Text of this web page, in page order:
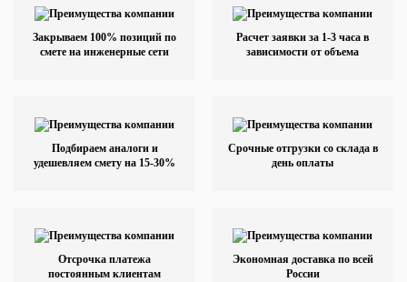
Закрываем 100% позиций по
смете на инженерные сети
Расчет заявки за 1-3 часа в
зависимости от объема
Подбираем аналоги и
удешевляем смету на 15-30%
Срочные отгрузки со склада в
день оплаты
Отсрочка платежа
постоянным клиентам
Экономная доставка по всей
России